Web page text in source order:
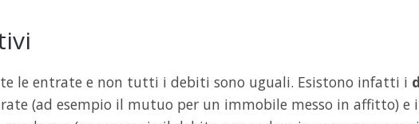
le entrate e non tutti i debiti sono uguali. Esistono infatti i
(ad esempio il mutuo per un immobile messo in affitto) e i